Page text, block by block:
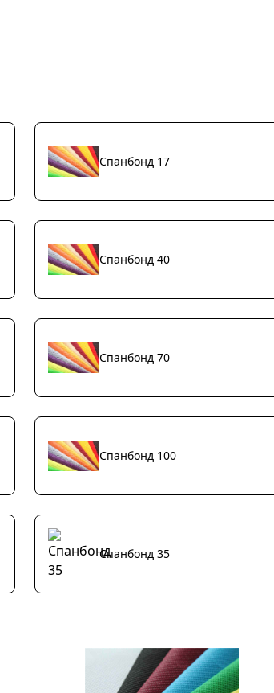
Спанбонд 17
Спанбонд 40
Спанбонд 70
Спанбонд 100
Спанбонд 35